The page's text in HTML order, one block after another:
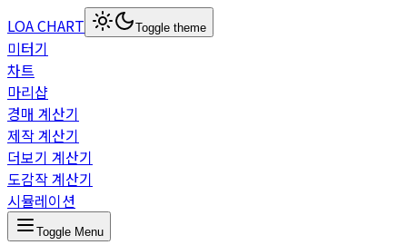
LOA CHART Toggle theme
미터기
차트
마리샵
경매 계산기
제작 계산기
더보기 계산기
도감작 계산기
시뮬레이션
Toggle Menu